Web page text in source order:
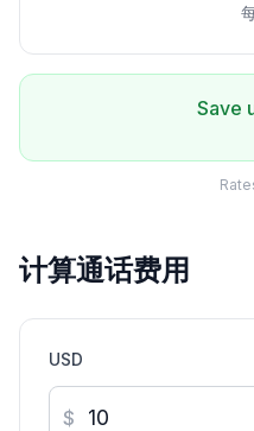
Save
计算通话费用
USD
$